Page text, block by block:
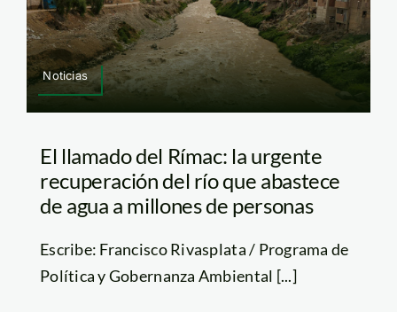
Noticias
El llamado del Rímac: la urgente
recuperación del río que abastece
de agua a millones de personas
Escribe: Francisco Rivasplata / Programa de
Política y Gobernanza Ambiental [...]